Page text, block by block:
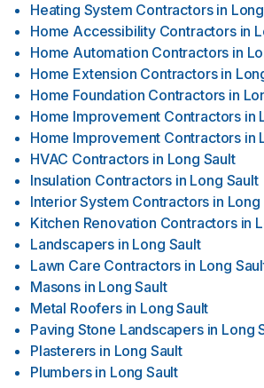
Heating System Contractors in
Home Accessibility Contractors in
Home Automation Contractors in
Home Extension Contractors in
Home Foundation Contractors in
Home Improvement Contractors in
Home Improvement Contractors in
HVAC Contractors in Long Sault
Insulation Contractors in Long Sault
Interior System Contractors in Long
Kitchen Renovation Contractors in
Landscapers in Long Sault
Lawn Care Contractors in Long
Masons in Long Sault
Metal Roofers in Long Sault
Paving Stone Landscapers in Long
Plasterers in Long Sault
Plumbers in Long Sault